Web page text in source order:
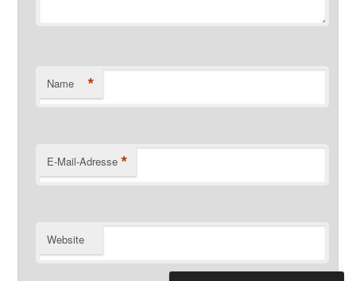
Name *
E-Mail-Adresse *
Website